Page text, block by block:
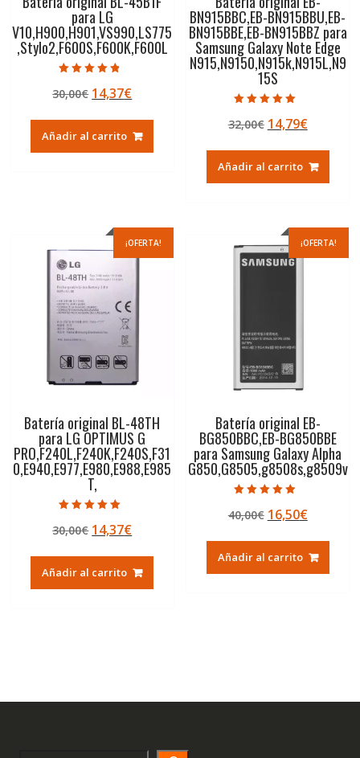
para LG
V10,H900,H901,VS990,LS775
,Stylo2,F600S,F600K,F600L
4.50
de 5
30,00€ El
original
era:
14,37€El
actual
es:
Añadir al carrito
BN915BBC,EB-BN915BBU,EB-
BN915BBE,EB-BN915BBZ para
Samsung Galaxy Note Edge
N915,N9150,N915k,N915L,N9
15S
5.00
de 5
32,00€ El
original
era:
14,79€El
actual
es:
Añadir al carrito
¡OFERTA!
Batería original BL-48TH
para LG OPTIMUS G
PRO,F240L,F240K,F240S,F31
0,E940,E977,E980,E988,E985
T,
5.00
de 5
30,00€ El
original
era:
14,37€El
actual
es:
Añadir al carrito
¡OFERTA!
Batería original EB-
BG850BBC,EB-BG850BBE
para Samsung Galaxy Alpha
G850,G8505,g8508s,g8509v
4.50
de 5
40,00€ El
original
era:
16,50€El
actual
es:
Añadir al carrito